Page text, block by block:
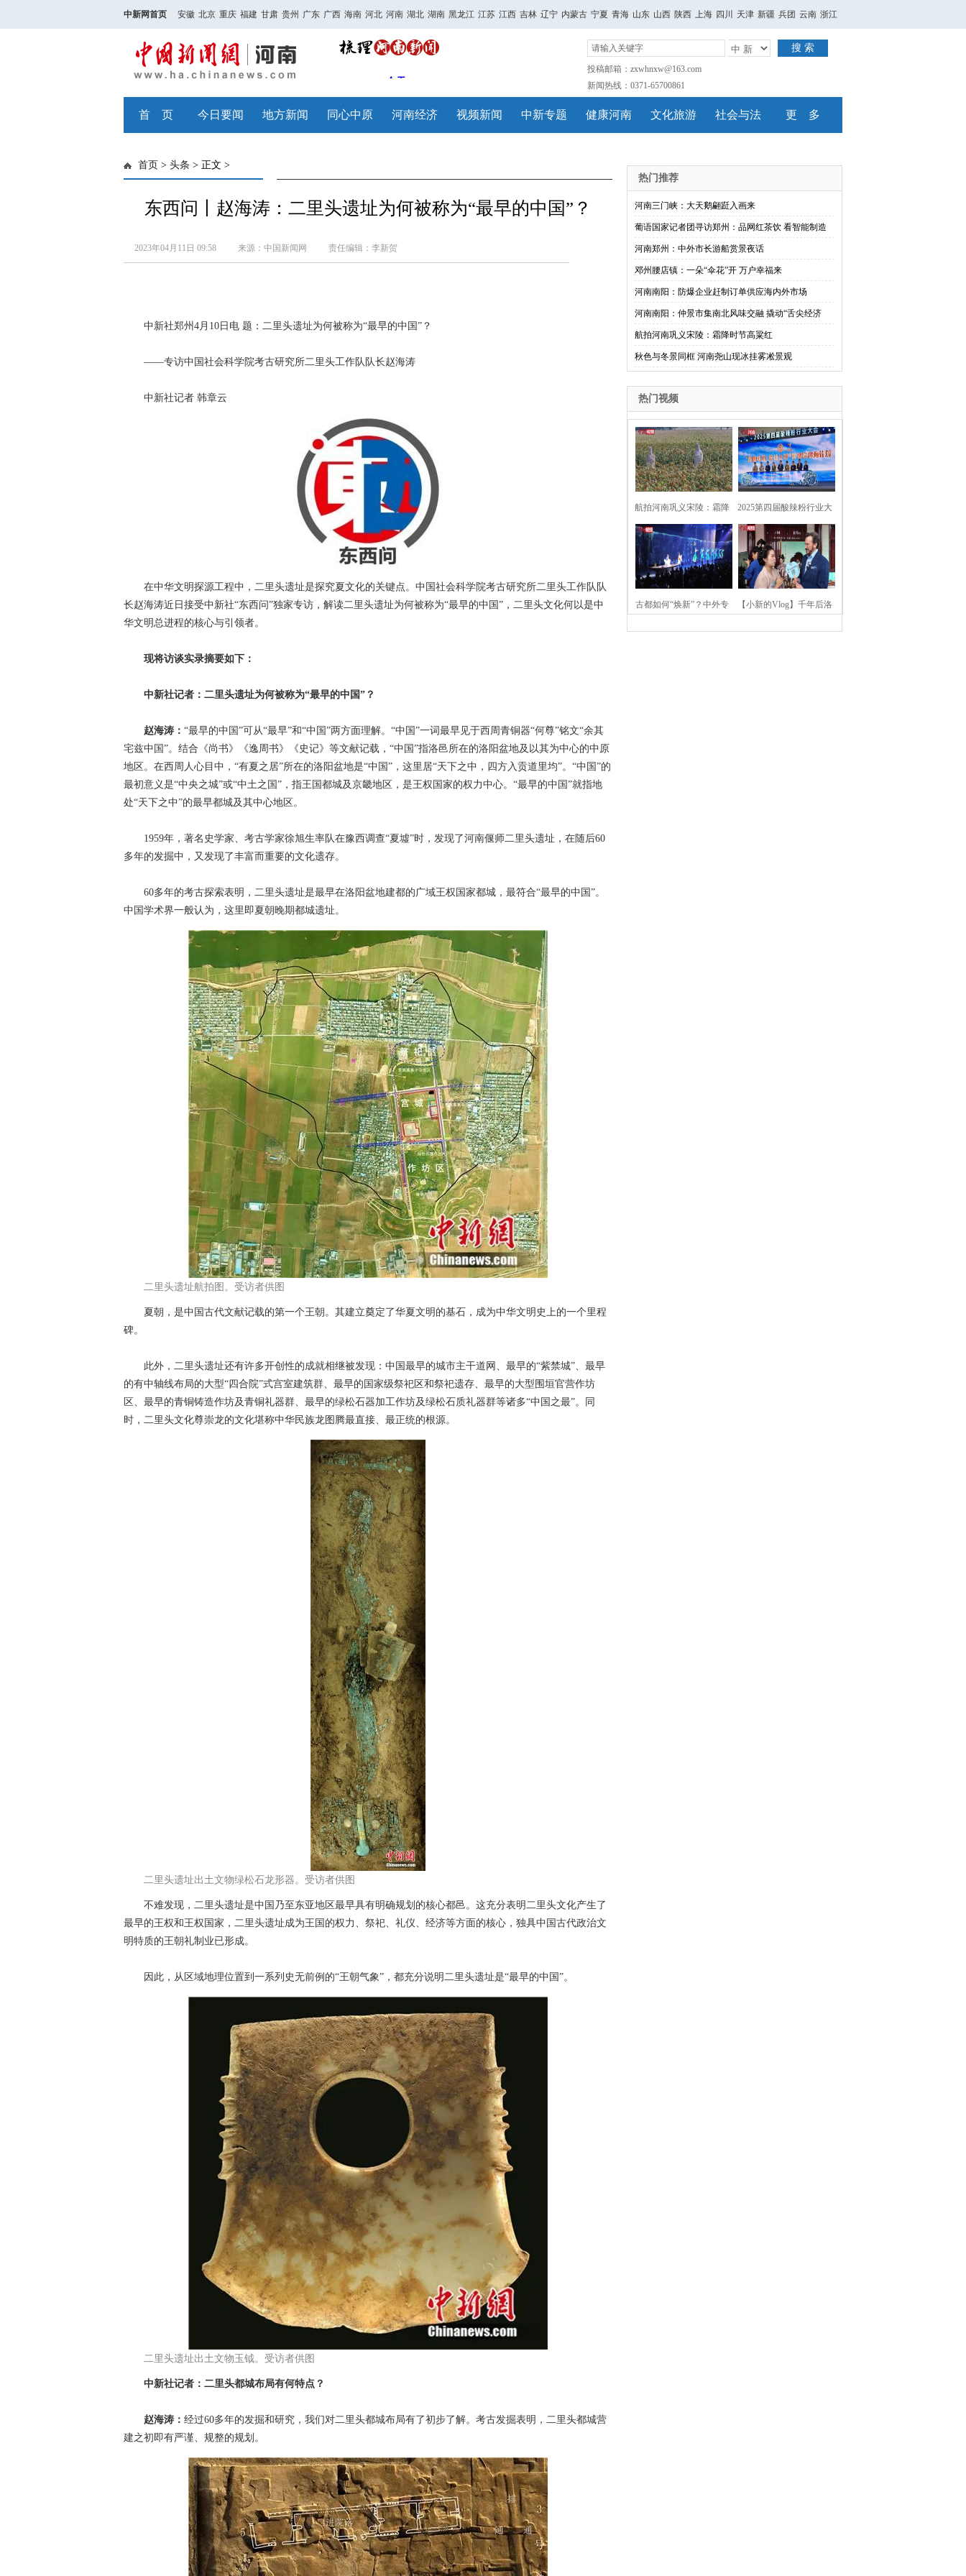
中新网首页 安徽 北京 重庆 福建 甘肃 贵州 广东 广西 海南 河北 河南 湖北 湖南 黑龙江 江苏 江西 吉林 辽宁 内蒙古 宁夏 青海 山东 山西 陕西 上海 四川 天津 新疆 兵团 云南 浙江
搜 索
投稿邮箱：zxwhnxw@163.com
新闻热线：0371-65700861
首 页 今日要闻 地方新闻 同心中原 河南经济 视频新闻 中新专题 健康河南 文化旅游 社会与法 更 多
首页 > 头条 > 正文 >
东西问丨赵海涛：二里头遗址为何被称为“最早的中国”？
2023年04月11日 09:58 来源：中国新闻网 责任编辑：李新贺
中新社郑州4月10日电 题：二里头遗址为何被称为“最早的中国”？
——专访中国社会科学院考古研究所二里头工作队队长赵海涛
中新社记者 韩章云
在中华文明探源工程中，二里头遗址是探究夏文化的关键点。中国社会科学院考古研究所二里头工作队队
长赵海涛近日接受中新社“东西问”独家专访，解读二里头遗址为何被称为“最早的中国”，二里头文化何以是中
华文明总进程的核心与引领者。
现将访谈实录摘要如下：
中新社记者：二里头遗址为何被称为“最早的中国”？
赵海涛： “最早的中国”可从“最早”和“中国”两方面理解。“中国”一词最早见于西周青铜器“何尊”铭文“余其
宅兹中国”。结合《尚书》《逸周书》《史记》等文献记载，“中国”指洛邑所在的洛阳盆地及以其为中心的中原
地区。在西周人心目中，“有夏之居”所在的洛阳盆地是“中国”，这里居“天下之中，四方入贡道里均”。“中国”的
最初意义是“中央之城”或“中土之国”，指王国都城及京畿地区，是王权国家的权力中心。“最早的中国”就指地
处“天下之中”的最早都城及其中心地区。
1959年，著名史学家、考古学家徐旭生率队在豫西调查“夏墟”时，发现了河南偃师二里头遗址，在随后60
多年的发掘中，又发现了丰富而重要的文化遗存。
60多年的考古探索表明，二里头遗址是最早在洛阳盆地建都的广域王权国家都城，最符合“最早的中国”。
中国学术界一般认为，这里即夏朝晚期都城遗址。
二里头遗址航拍图。受访者供图
夏朝，是中国古代文献记载的第一个王朝。其建立奠定了华夏文明的基石，成为中华文明史上的一个里程
碑。
此外，二里头遗址还有许多开创性的成就相继被发现：中国最早的城市主干道网、最早的“紫禁城”、最早
的有中轴线布局的大型“四合院”式宫室建筑群、最早的国家级祭祀区和祭祀遗存、最早的大型围垣官营作坊
区、最早的青铜铸造作坊及青铜礼器群、最早的绿松石器加工作坊及绿松石质礼器群等诸多“中国之最”。同
时，二里头文化尊崇龙的文化堪称中华民族龙图腾最直接、最正统的根源。
二里头遗址出土文物绿松石龙形器。受访者供图
不难发现，二里头遗址是中国乃至东亚地区最早具有明确规划的核心都邑。这充分表明二里头文化产生了
最早的王权和王权国家，二里头遗址成为王国的权力、祭祀、礼仪、经济等方面的核心，独具中国古代政治文
明特质的王朝礼制业已形成。
因此，从区域地理位置到一系列史无前例的“王朝气象”，都充分说明二里头遗址是“最早的中国”。
二里头遗址出土文物玉钺。受访者供图
中新社记者：二里头都城布局有何特点？
赵海涛： 经过60多年的发掘和研究，我们对二里头都城布局有了初步了解。考古发掘表明，二里头都城营
建之初即有严谨、规整的规划。
热门推荐
河南三门峡：大天鹅翩跹入画来
葡语国家记者团寻访郑州：品网红茶饮 看智能制造
河南郑州：中外市长游船赏景夜话
邓州腰店镇：一朵“伞花”开 万户幸福来
河南南阳：防爆企业赶制订单供应海内外市场
河南南阳：仲景市集南北风味交融 撬动“舌尖经济
航拍河南巩义宋陵：霜降时节高粱红
秋色与冬景同框 河南尧山现冰挂雾凇景观
热门视频
航拍河南巩义宋陵：霜降
时节高粱红
2025第四届酸辣粉行业大
会在河南开封举行
古都如何“焕新”？中外专 【小新的Vlog】千年后洛